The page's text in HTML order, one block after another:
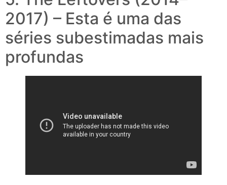
2017) – Esta é uma das
séries subestimadas mais
profundas